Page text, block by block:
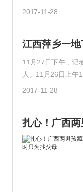
2017-11-28
江西萍乡一地
11月27日下午，记
人。11月26日上午
2017-11-28
扎心！广西